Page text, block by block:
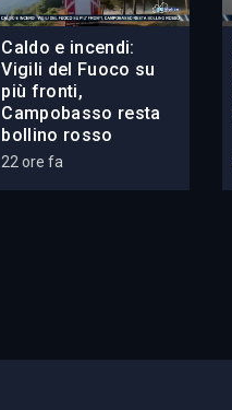
Caldo e incendi:
Vigili del Fuoco su
più fronti,
Campobasso resta
bollino rosso
22 ore fa